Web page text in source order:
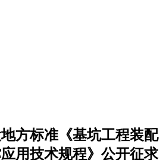
方标准《基坑工程装配
用技术规程》公开征求